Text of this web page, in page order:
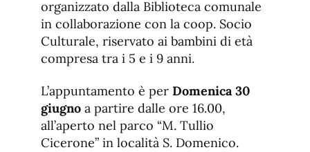
fuente.
organizzato dalla Biblioteca comunale
in collaborazione con la coop. Socio
Culturale, riservato ai bambini di età
compresa tra i 5 e i 9 anni.
L’appuntamento è per Domenica 30
giugno a partire dalle ore 16.00,
all’aperto nel parco “M. Tullio
Cicerone” in località S. Domenico.